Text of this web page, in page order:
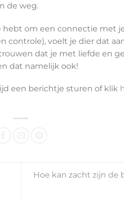
de weg.
om een connectie met
controle), voelt je dier dat
dat je met liefde en
dat namelijk ook!
een berichtje sturen of klik
Hoe kan zacht zijn de